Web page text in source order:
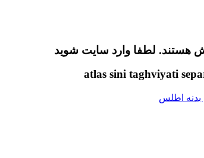
هستند. لطفا وارد سایت شوید
atlas sini taghviyati
بدنه اطلس